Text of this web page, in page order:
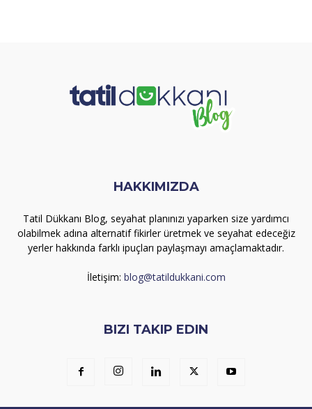
HAKKIMIZDA
Tatil Dükkanı Blog, seyahat planınızı yaparken size yardımcı
olabilmek adına alternatif fikirler üretmek ve seyahat edeceğiz
yerler hakkında farklı ipuçları paylaşmayı amaçlamaktadır.
İletişim: blog@tatildukkani.com
BIZI TAKIP EDIN